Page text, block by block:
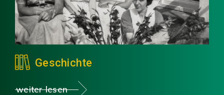
Geschichte
weiter lesen